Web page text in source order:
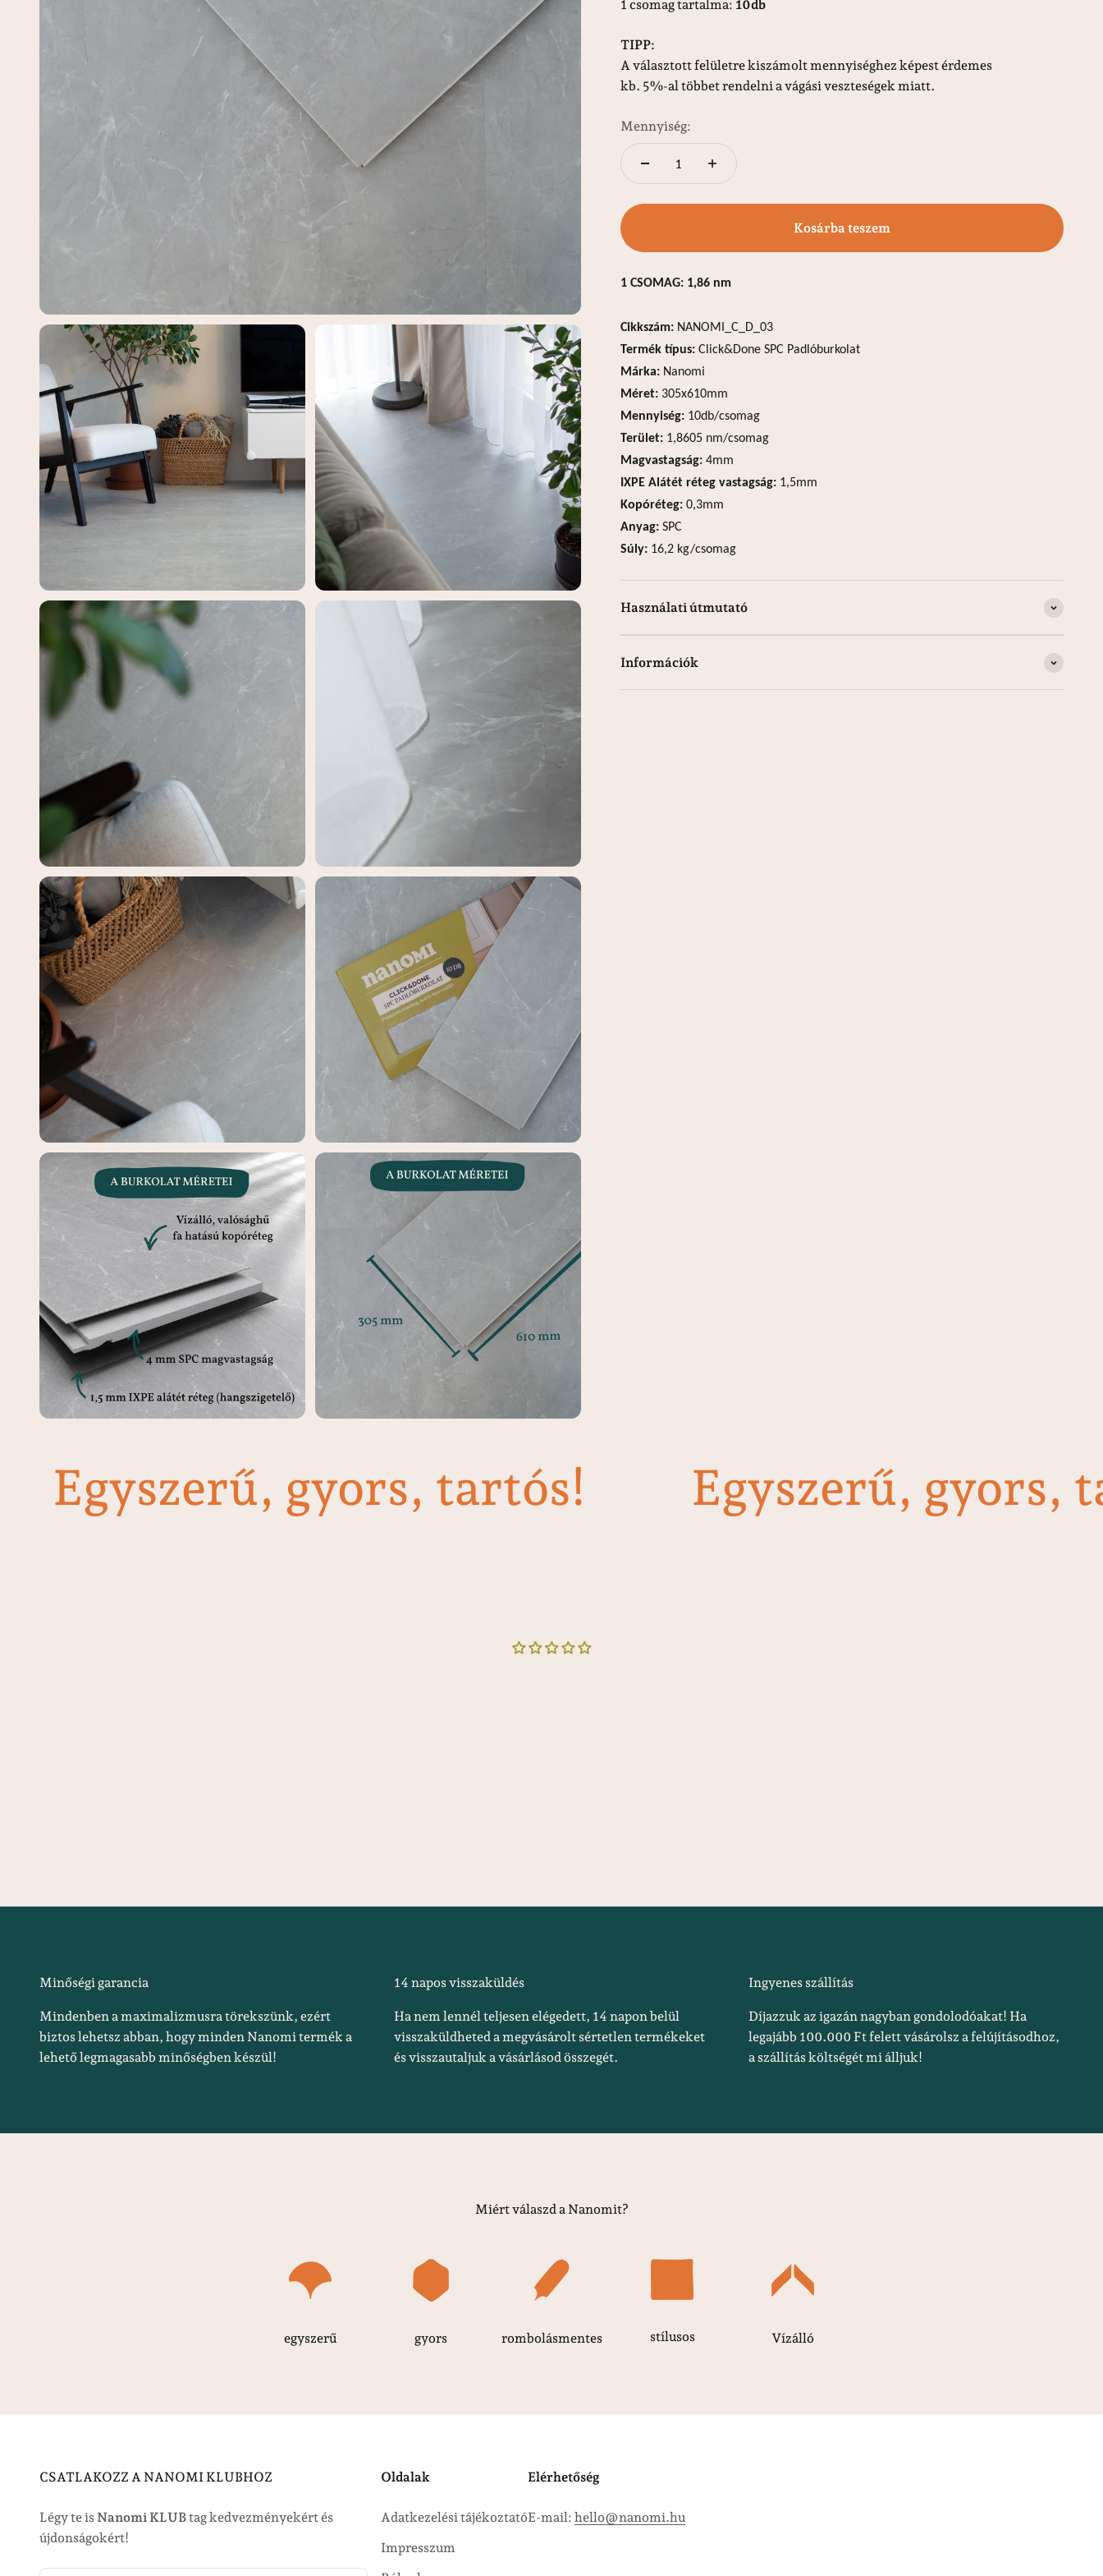
1 csomag tartalma: 10db
TIPP:
A választott felületre kiszámolt mennyiséghez képest érdemes
kb. 5%-al többet rendelni a vágási veszteségek miatt.
Mennyiség:
Kosárba teszem
1 CSOMAG: 1,86 nm
Cikkszám: NANOMI_C_D_03
Termék típus: Click&Done SPC Padlóburkolat
Márka: Nanomi
Méret: 305x610mm
Mennyiség: 10db/csomag
Terület: 1,8605 nm/csomag
Magvastagság: 4mm
IXPE Alátét réteg vastagság: 1,5mm
Kopóréteg: 0,3mm
Anyag: SPC
Súly: 16,2 kg/csomag
Használati útmutató
Információk
Egyszerű, gyors, tartós! Egyszerű, gyors,
Minőségi garancia
Mindenben a maximalizmusra törekszünk, ezért
biztos lehetsz abban, hogy minden Nanomi termék a
lehető legmagasabb minőségben készül!
14 napos visszaküldés
Ha nem lennél teljesen elégedett, 14 napon belül
visszaküldheted a megvásárolt sértetlen termékeket
és visszautaljuk a vásárlásod összegét.
Ingyenes szállítás
Díjazzuk az igazán nagyban gondolodóakat! Ha
legajább 100.000 Ft felett vásárolsz a felújításodhoz,
a szállítás költségét mi álljuk!
Miért válaszd a Nanomit?
egyszerű gyors rombolásmentes stílusos Vízálló
CSATLAKOZZ A NANOMI KLUBHOZ
Légy te is Nanomi KLUBtag kedvezményekért és
újdonságokért!
Oldalak
Adatkezelési tájékoztató
Impresszum
Elérhetőség
E-mail: hello@nanomi.hu